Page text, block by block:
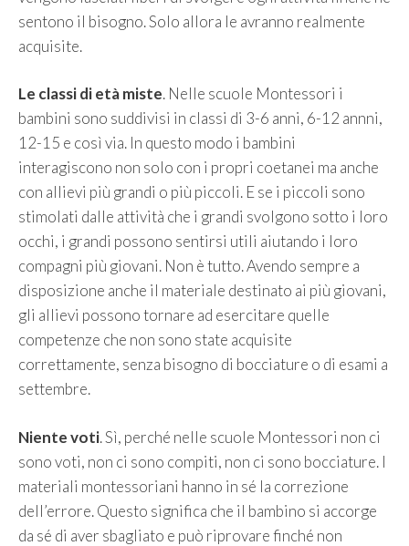
sentono il bisogno. Solo allora le avranno realmente
acquisite.
Le classi di età miste. Nelle scuole Montessori i
bambini sono suddivisi in classi di 3-6 anni, 6-12 annni,
12-15 e così via. In questo modo i bambini
interagiscono non solo con i propri coetanei ma anche
con allievi più grandi o più piccoli. E se i piccoli sono
stimolati dalle attività che i grandi svolgono sotto i loro
occhi, i grandi possono sentirsi utili aiutando i loro
compagni più giovani. Non è tutto. Avendo sempre a
disposizione anche il materiale destinato ai più giovani,
gli allievi possono tornare ad esercitare quelle
competenze che non sono state acquisite
correttamente, senza bisogno di bocciature o di esami a
settembre.
Niente voti. Sì, perché nelle scuole Montessori non ci
sono voti, non ci sono compiti, non ci sono bocciature. I
materiali montessoriani hanno in sé la correzione
dell’errore. Questo significa che il bambino si accorge
da sé di aver sbagliato e può riprovare finché non